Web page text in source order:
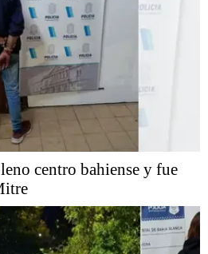
centro bahiense y fue